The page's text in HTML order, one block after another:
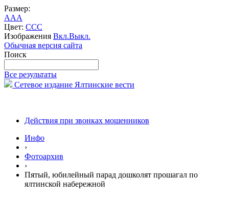
Размер:
AAA
Цвет: CCC
Изображения Вкл.Выкл.
Обычная версия сайта
Поиск
Все результаты
Сетевое издание Ялтинские вести
Действия при звонках мошенников
Инфо
›
Фотоархив
›
Пятый, юбилейный парад дошколят прошагал по
ялтинской набережной